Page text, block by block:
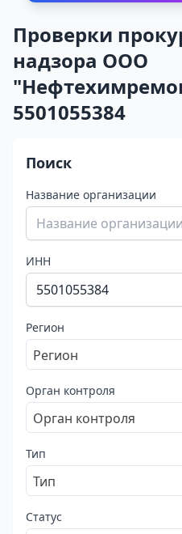
Проверки
надзора ООО
5501055384
Поиск
Название организации
ИНН
Регион
Регион
Орган контроля
Орган контроля
Тип
Тип
Статус